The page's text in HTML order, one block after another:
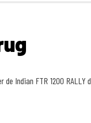
de Indian FTR 1200